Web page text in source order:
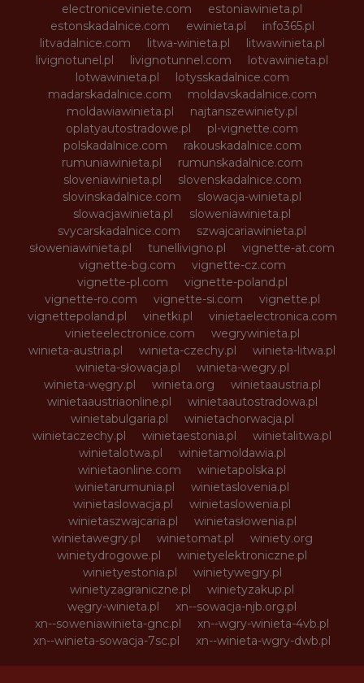
electroniceviniete.com
estoniawinieta.pl
estonskadalnice.com
ewinieta.pl
info365.pl
litvadalnice.com
litwa-winieta.pl
litwawinieta.pl
livignotunel.pl
livignotunnel.com
lotvawinieta.pl
lotwawinieta.pl
lotysskadalnice.com
madarskadalnice.com
moldavskadalnice.com
moldawiawinieta.pl
najtanszewiniety.pl
oplatyautostradowe.pl
pl-vignette.com
polskadalnice.com
rakouskadalnice.com
rumuniawinieta.pl
rumunskadalnice.com
sloveniawinieta.pl
slovenskadalnice.com
slovinskadalnice.com
slowacja-winieta.pl
slowacjawinieta.pl
sloweniawinieta.pl
svycarskadalnice.com
szwajcariawinieta.pl
słoweniawinieta.pl
tunellivigno.pl
vignette-at.com
vignette-bg.com
vignette-cz.com
vignette-pl.com
vignette-poland.pl
vignette-ro.com
vignette-si.com
vignette.pl
vignettepoland.pl
vinetki.pl
vinietaelectronica.com
vinieteelectronice.com
wegrywinieta.pl
winieta-austria.pl
winieta-czechy.pl
winieta-litwa.pl
winieta-słowacja.pl
winieta-wegry.pl
winieta-węgry.pl
winieta.org
winietaaustria.pl
winietaaustriaonline.pl
winietaautostradowa.pl
winietabulgaria.pl
winietachorwacja.pl
winietaczechy.pl
winietaestonia.pl
winietalitwa.pl
winietalotwa.pl
winietamoldawia.pl
winietaonline.com
winietapolska.pl
winietarumunia.pl
winietaslovenia.pl
winietaslowacja.pl
winietaslowenia.pl
winietaszwajcaria.pl
winietasłowenia.pl
winietawegry.pl
winietomat.pl
winiety.org
winietydrogowe.pl
winietyelektroniczne.pl
winietyestonia.pl
winietywegry.pl
winietyzagraniczne.pl
winietyzakup.pl
węgry-winieta.pl
xn--sowacja-njb.org.pl
xn--soweniawinieta-gnc.pl
xn--wgry-winieta-4vb.pl
xn--winieta-sowacja-7sc.pl
xn--winieta-wgry-dwb.pl